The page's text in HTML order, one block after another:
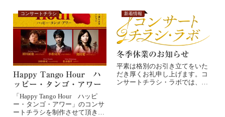
コンサートチラシ
Happy Tango Hour ハ
ッピー・タンゴ・アワー
「Happy Tango Hour ハッピ
ー・タンゴ・アワー」のコンサ
ートチラシを制作させて頂きま
新着情報
冬季休業のお知らせ
平素は格別のお引き立てをいた
だき厚くお礼申し上げます。コ
ンサートチラシ・ラボでは、誠